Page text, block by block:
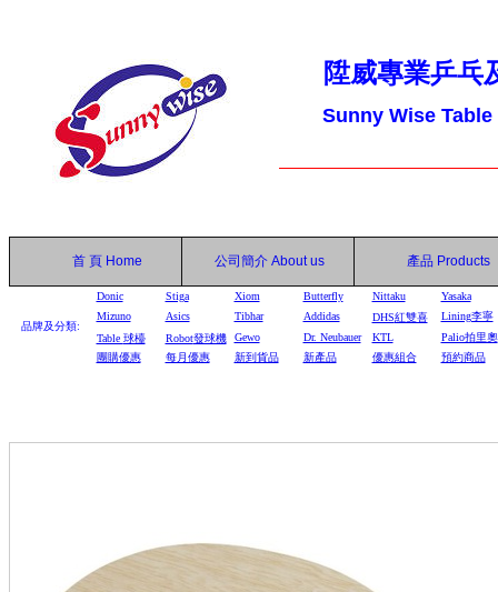
陞威專業乒乓
Sunny Wise
首 頁 Home 公司簡介 About us 產品 Products
品牌及分類:
Donic Stiga Xiom Butterfly Nittaku
Yasaka
Mizuno
Asics Tibhar Addidas DHS紅雙喜
Lining李寧
Table 球檯 Robot發球機 Gewo Dr. Neubauer KTL
Palio拍里奧
團購優惠
每月優惠 新到貨品 新產品 優惠組合 預約商品